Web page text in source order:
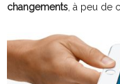
changements , à peu de